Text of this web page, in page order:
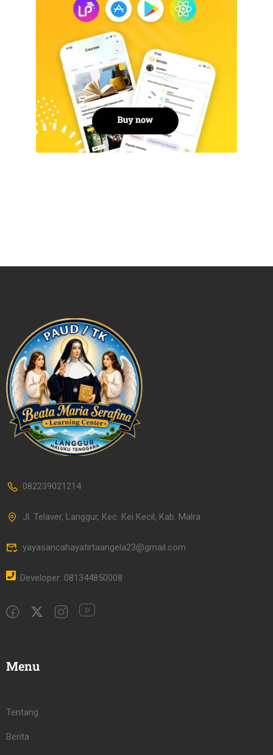
082239021214
Jl. Telaver, Langgur, Kec. Kei Kecil, Kab. Malra
yayasancahayatirtaangela23@gmail.com
Developer: 081344850008
Menu
Tentang
Berita